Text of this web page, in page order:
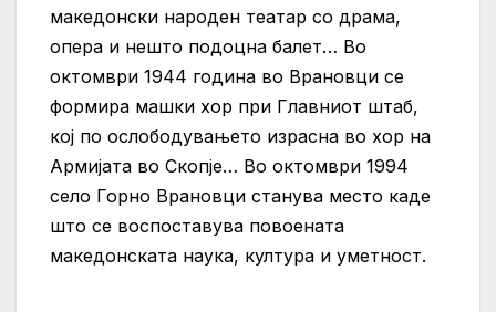
македонски народен театар со драма,
опера и нешто подоцна балет… Во
октомври 1944 година во Врановци се
формира машки хор при Главниот штаб,
кој по ослободувањето израсна во хор на
Армијата во Скопје… Во октомври 1994
село Горно Врановци станува место каде
што се воспоставува повоената
македонската наука, култура и уметност.